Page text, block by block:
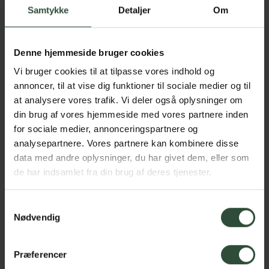
Samtykke Detaljer Om
Denne hjemmeside bruger cookies
Vi bruger cookies til at tilpasse vores indhold og
annoncer, til at vise dig funktioner til sociale medier og til
at analysere vores trafik. Vi deler også oplysninger om
din brug af vores hjemmeside med vores partnere inden
for sociale medier, annonceringspartnere og
analysepartnere. Vores partnere kan kombinere disse
data med andre oplysninger, du har givet dem, eller som
de har indsamlet fra din brug af deres tjenester.
Nødvendig
Præferencer
Hvad leder du efter?
herunder vacciner.
Som VetPlan®-kunde får du desuden:
20% rabat på konsultationer (kan ikke kombineres med
andre rabatter)
Rabat på udvalgt foder
Ubegrænset gratis tandtjek
500 kr. rabat på standard tandrensning (tandrens,
polering, røntgenundersøgelse)
Op til 25% hele livet på sygeforsikring hos Dyrekassen
Aftalen kan ikke kombineres med andre rabatter eller tilbud.